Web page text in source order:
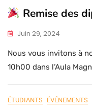
Remise des
Juin 29, 2024
Nous vous invitons à
10h00 dans l’Aula
ÉTUDIANTS ÉVÉNEMENTS